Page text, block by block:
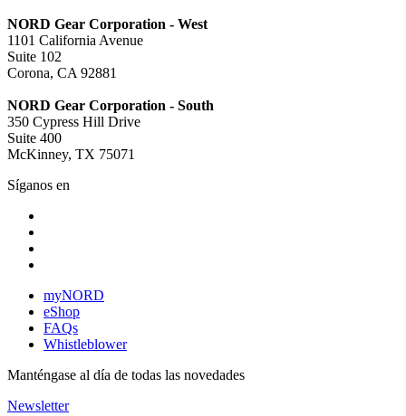
NORD Gear Corporation - West
1101 California Avenue
Suite 102
Corona, CA 92881
NORD Gear Corporation - South
350 Cypress Hill Drive
Suite 400
McKinney, TX 75071
Síganos en
myNORD
eShop
FAQs
Whistleblower
Manténgase al día de todas las novedades
Newsletter